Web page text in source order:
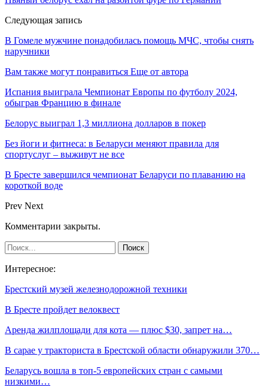
Следующая запись
В Гомеле мужчине понадобилась помощь МЧС, чтобы снять
наручники
Вам также могут понравиться Еще от автора
Испания выиграла Чемпионат Европы по футболу 2024,
обыграв Францию в финале
Белорус выиграл 1,3 миллиона долларов в покер
Без йоги и фитнеса: в Беларуси меняют правила для
спортуслуг – выживут не все
В Бресте завершился чемпионат Беларуси по плаванию на
короткой воде
Prev Next
Комментарии закрыты.
Интересное:
Брестский музей железнодорожной техники
В Бресте пройдет велоквест
Аренда жилплощади для кота — плюс $30, запрет на…
В сарае у тракториста в Брестской области обнаружили 370…
Беларусь вошла в топ-5 европейских стран с самыми
низкими…